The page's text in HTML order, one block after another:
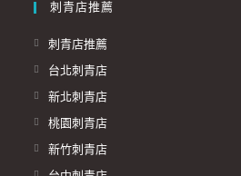
刺青店推薦
刺青店推薦
台北刺青店
新北刺青店
桃園刺青店
新竹刺青店